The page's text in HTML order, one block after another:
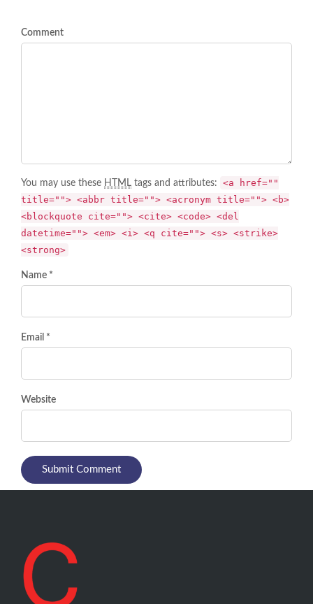
Comment
You may use these HTML tags and attributes:
<a href=""
title=""> <abbr title=""> <acronym title=""> <b>
<blockquote cite=""> <cite> <code> <del
datetime=""> <em> <i> <q cite=""> <s> <strike>
<strong>
Name *
Email *
Website